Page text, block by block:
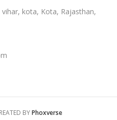
kota, Kota, Rajasthan,
BYPhoxverse